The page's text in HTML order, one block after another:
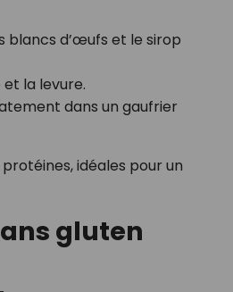
blancs d’œufs et le sirop
la levure.
dans un gaufrier
idéales pour un
gluten